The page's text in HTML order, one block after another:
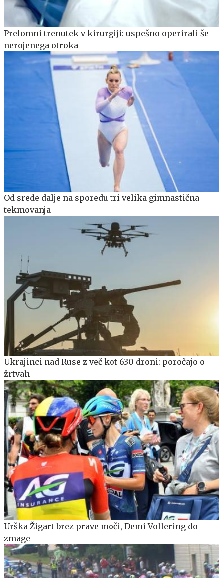
Prelomni trenutek v kirurgiji: uspešno operirali še
nerojenega otroka
Od srede dalje na sporedu tri velika gimnastična
tekmovanja
Ukrajinci nad Ruse z več kot 630 droni: poročajo o
žrtvah
Urška Žigart brez prave moči, Demi Vollering do
zmage